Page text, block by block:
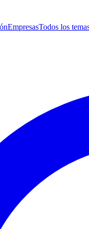
EmpresasTodos los